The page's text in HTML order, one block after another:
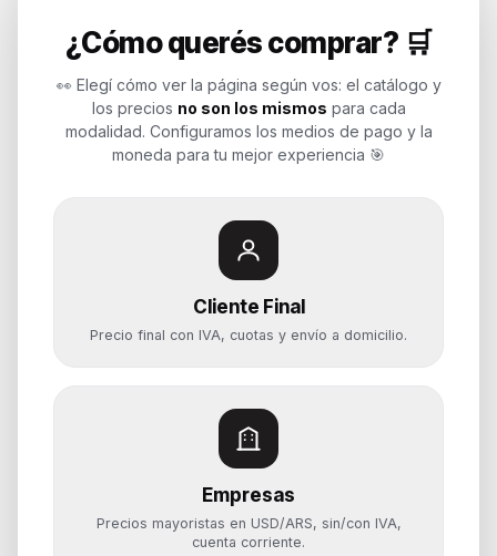
¿Cómo querés comprar? 🛒
👀 Elegí cómo ver la página según vos: el catálogo y
los precios no son los mismos para cada
modalidad. Configuramos los medios de pago y la
moneda para tu mejor experiencia 🎯
Cliente Final
Precio final con IVA, cuotas y envío a domicilio.
Empresas
Precios mayoristas en USD/ARS, sin/con IVA,
cuenta corriente.
Soluciones de tecnología para
empresas, revendedores y personas.
Potenciamos tu mundo.
Time to work
Categorías
Notebooks
Servidores y NAS
Componentes
Monitores y Pantallas